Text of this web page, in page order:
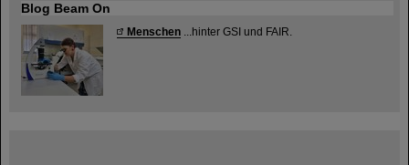
Blog Beam On
Menschen ...hinter GSI und FAIR.